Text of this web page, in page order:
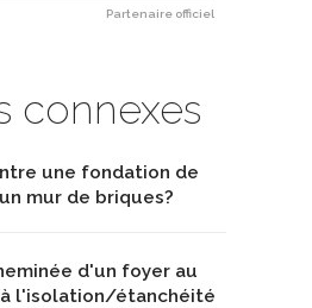
Partenaire officiel
connexes
une fondation de
mur de briques?
d'un foyer au
l'isolation/étanchéité